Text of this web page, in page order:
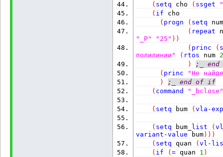
( setq cho ( ssget
( if cho
( progn ( setq
( repeat
"_P"
"25" ) )
( princ (
полилинии"
( rtos num
)
;_ end
( princ
"Не
)
;_ end of if
( command
( setq bum (vla-
( setq bum_ list (
variant-value bum) ) )
( setq quan (vl-
( if (= quan 1 )